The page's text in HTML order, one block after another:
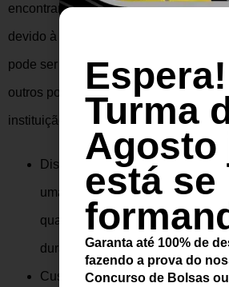
encontram facilidade para se inserir
devido à sua formação em uma boa
pode ser considerado no momento da
outros pontos tão relevantes quanto a
instituição, o que já sabemos que as
Distância da sua cidade natal:
uma possibilidade para você,
quanto de suporte financeiro e
durante a graduação antes de se
Custo: é preciso colocar na
Turma
Agosto
está se
Garanta até 100% de
fazendo a prova do
Concurso de Bolsas ou